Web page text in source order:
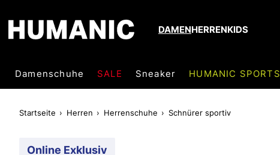
DAMENHERRENKIDS
Damenschuhe SALE Sneaker HUMANIC SPORTS
Startseite Herren Herrenschuhe Schnürer sportiv
Online Exklusiv